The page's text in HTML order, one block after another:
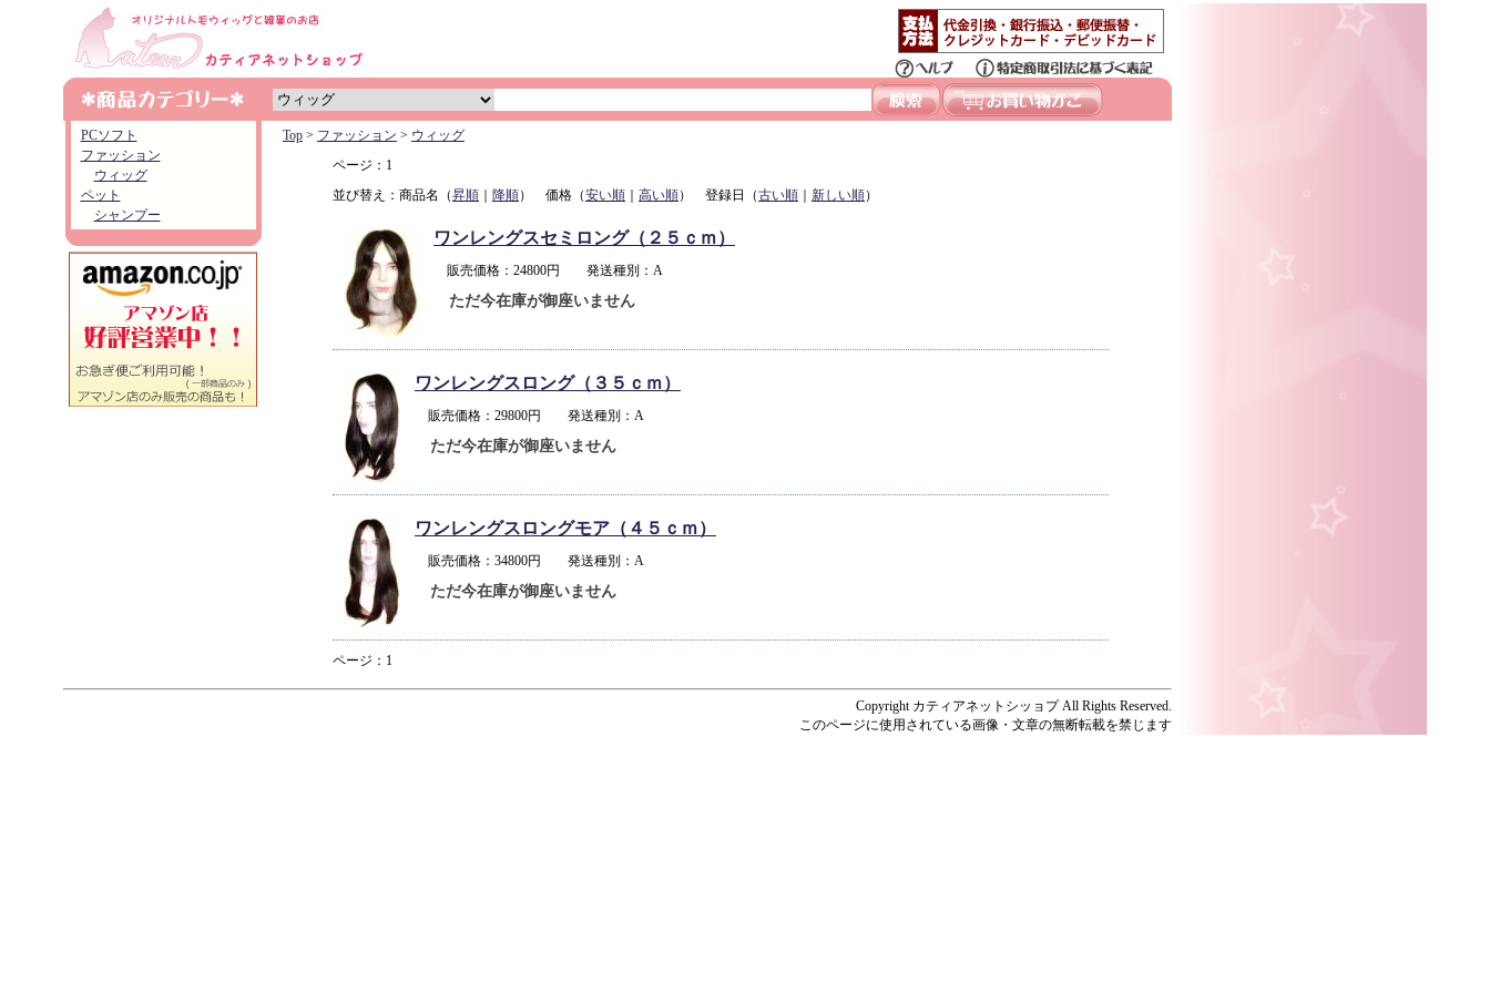
PCソフト
ファッション
ウィッグ
ペット
シャンプー
Top > ファッション > ウィッグ
ページ：1
並び替え：商品名（昇順 降順） 価格（安い順 高い順） 登録日（古い順 新しい順）
ワンレングスセミロング（２５ｃｍ）
販売価格：24800円 発送種別：A
ただ今在庫が御座いません
ワンレングスロング（３５ｃｍ）
販売価格：29800円 発送種別：A
ただ今在庫が御座いません
ワンレングスロングモア（４５ｃｍ）
販売価格：34800円 発送種別：A
ただ今在庫が御座いません
ページ：1
Copyright カティアネットシッョプ All Rights Reserved.
このページに使用されている画像・文章の無断転載を禁じます